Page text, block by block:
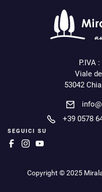
P.IVA
Viale
53042
+39 0578
SEGUICI SU
Copyright © 2025